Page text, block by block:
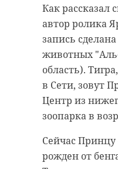
Как рассказал
автор ролика
запись
животных
область).
в Сети, зовут
Центр из
зоопарка в
Сейчас
рожден от
сотрудники
охраны
ранее
ударил ножом
в отеле на
Петербурге.
Тревожную
прибыли два
Им рассказали,
Компании дали
объяснили
предприятия
предупредили
В итоге,
свои долговые